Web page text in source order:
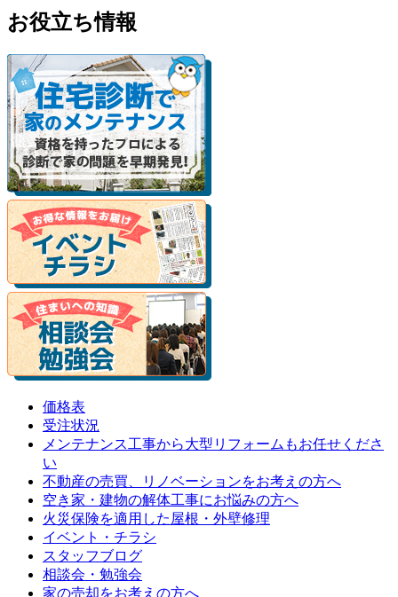
お役立ち情報
価格表
受注状況
メンテナンス工事から大型リフォームもお任せくださ
い
不動産の売買、リノベーションをお考えの方へ
空き家・建物の解体工事にお悩みの方へ
火災保険を適用した屋根・外壁修理
イベント・チラシ
スタッフブログ
相談会・勉強会
家の売却をお考えの方へ